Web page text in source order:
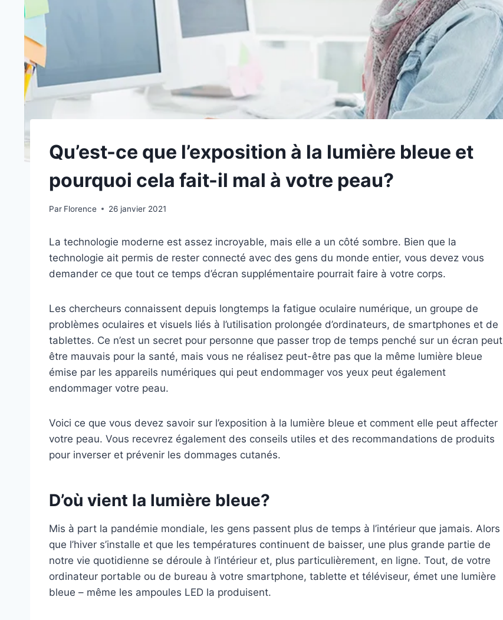
Qu’est-ce que l’exposition à la lumière bleue et
pourquoi cela fait-il mal à votre peau?
Par Florence 26 janvier 2021
La technologie moderne est assez incroyable, mais elle a un côté sombre. Bien que la
technologie ait permis de rester connecté avec des gens du monde entier, vous devez vous
demander ce que tout ce temps d’écran supplémentaire pourrait faire à votre corps.
Les chercheurs connaissent depuis longtemps la fatigue oculaire numérique, un groupe de
problèmes oculaires et visuels liés à l’utilisation prolongée d’ordinateurs, de smartphones et de
tablettes. Ce n’est un secret pour personne que passer trop de temps penché sur un écran peut
être mauvais pour la santé, mais vous ne réalisez peut-être pas que la même lumière bleue
émise par les appareils numériques qui peut endommager vos yeux peut également
endommager votre peau.
Voici ce que vous devez savoir sur l’exposition à la lumière bleue et comment elle peut affecter
votre peau. Vous recevrez également des conseils utiles et des recommandations de produits
pour inverser et prévenir les dommages cutanés.
D’où vient la lumière bleue?
Mis à part la pandémie mondiale, les gens passent plus de temps à l’intérieur que jamais. Alors
que l’hiver s’installe et que les températures continuent de baisser, une plus grande partie de
notre vie quotidienne se déroule à l’intérieur et, plus particulièrement, en ligne. Tout, de votre
ordinateur portable ou de bureau à votre smartphone, tablette et téléviseur, émet une lumière
bleue – même les ampoules LED la produisent.